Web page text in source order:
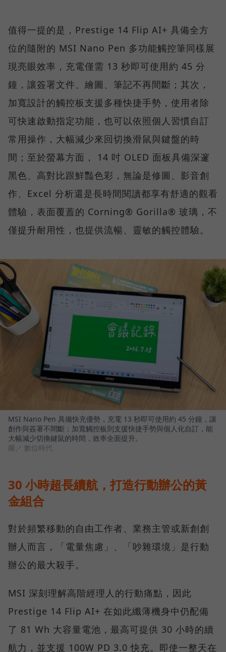
值得一提的是，Prestige 14 Flip AI+ 具備全方
位的隨附的 MSI Nano Pen 多功能觸控筆同樣展
現亮眼效率，充電僅需 13 秒即可使用約 45 分
鐘，讓簽署文件、繪圖、筆記不再間斷；其次，
加寬設計的觸控板支援多種快捷手勢，使用者除
可快速啟動指定功能，也可以依照個人習慣自訂
常用操作，大幅減少來回切換滑鼠與鍵盤的時
間；至於螢幕方面， 14 吋 OLED 面板具備深邃
黑色、高對比跟鮮豔色彩，無論是修圖、影音創
作、Excel 分析還是長時間閱讀都享有舒適的觀看
體驗，表面覆蓋的 Corning® Gorilla® 玻璃，不
僅提升耐用性，也提供流暢、靈敏的觸控體驗。
MSI Nano Pen 具備快充優勢，充電 13 秒即可使用約 45 分鐘，讓
創作與簽署不間斷；加寬觸控板則支援快捷手勢與個人化自訂，能
大幅減少切換鍵鼠的時間，效率全面提升。
圖／ 數位時代
30 小時超長續航，打造行動辦公的黃
金組合
對於頻繁移動的自由工作者、業務主管或新創創
辦人而言，「電量焦慮」、「吵雜環境」是行動
辦公的最大殺手。
MSI 深刻理解高階經理人的行動痛點，因此
Prestige 14 Flip AI+ 在如此纖薄機身中仍配備
了 81 Wh 大容量電池，最高可提供 30 小時的續
航力，並支援 100W PD 3.0 快充。即使一整天在